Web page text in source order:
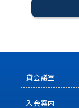
貸会議室
入会案内